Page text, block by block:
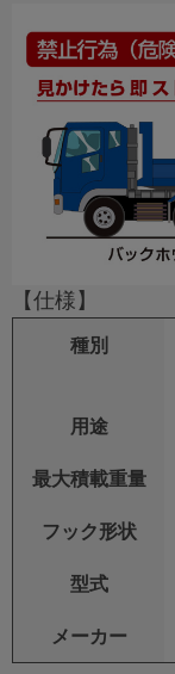
【仕様】
種別
用途
最大積載重量
フック形状
型式
メーカー